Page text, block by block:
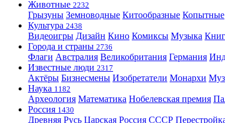
Животные 2232
Грызуны Земноводные Китообразные Копытные
Культура 2438
Видеоигры Дизайн Кино Комиксы Музыка
Города и страны 2736
Флаги Австралия Великобритания Германия
Известные люди 2317
Актёры Бизнесмены Изобретатели Монархи
Наука 1182
Археология Математика Нобелевская премия
Россия 1430
Древняя Русь Царская Россия СССР